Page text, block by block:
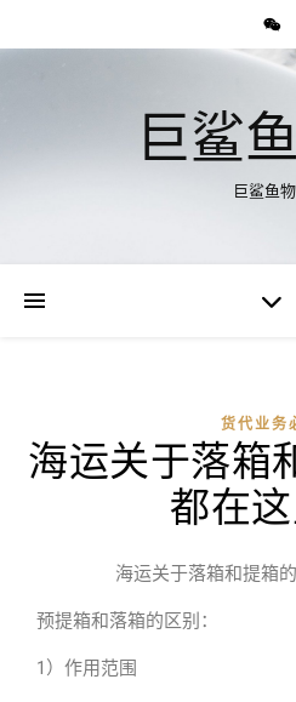
巨鲨
巨鲨鱼
货代业务
海运关于落箱
都在这
海运关于落箱和提箱
预提箱和落箱的区别：
1）作用范围